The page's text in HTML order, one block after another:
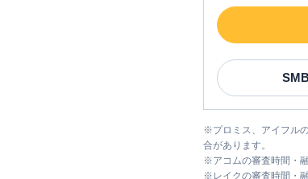
※プロミス、アイフル
合があります。
※アコムの審査時間・
※ レイクの審査時間・